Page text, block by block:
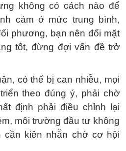
không có cách nào để
cảm ở mức trung bình,
phương, bạn nên đối mặt
tốt, đừng đợi vấn đề trở
có thể bị can nhiễu, mọi
theo đúng ý, phải chờ
định phải điều chỉnh lại
môi trường đầu tư không
cần kiên nhẫn chờ cơ hội